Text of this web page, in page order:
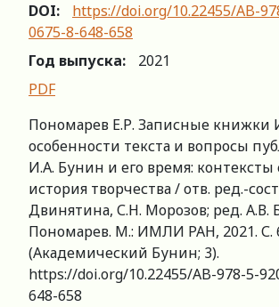
DOI:
https://doi.org/10.22455/AB-
0675-8-648-658
Год выпуска:
2021
PDF
Пономарев Е.Р. Записные книжки
особенности текста и вопросы
И.А. Бунин и его время:
история творчества / отв. ред.-
Двинятина, С.Н. Морозов; ред. А.В.
Пономарев. М.: ИМЛИ РАН, 2021. С.
(Академический Бунин; 3).
https://doi.org/10.22455/AB-978-5-
648-658